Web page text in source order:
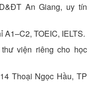
An Giang, uy tín
TOEIC, IELTS.
viện riêng cho học
Thoại Ngọc Hầu, TP